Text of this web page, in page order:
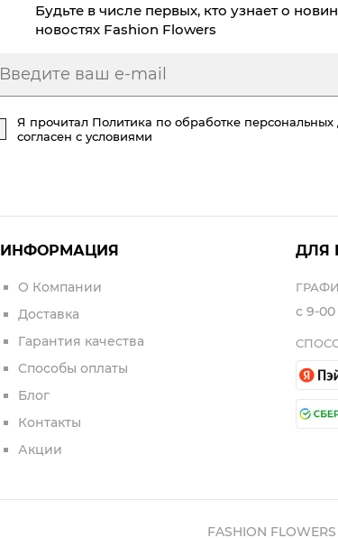
Будьте в числе первых, кто узнает о
новостях Fashion Flowers
Я прочитал Политика по обработке
согласен с условиями
ИНФОРМАЦИЯ
О Компании
Доставка
Гарантия качества
Способы оплаты
Блог
Контакты
Акции
ДЛЯ
с 9-00
FASHION